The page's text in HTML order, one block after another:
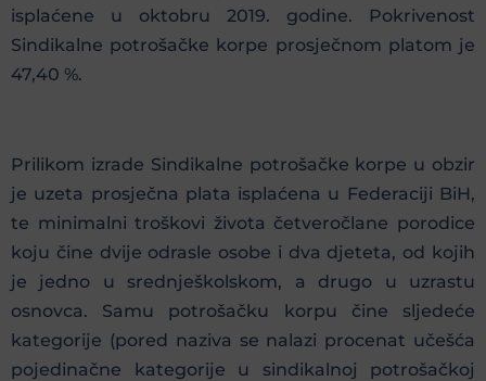
isplaćene u oktobru 2019. godine. Pokrivenost
Sindikalne potrošačke korpe prosječnom platom je
47,40 %.
Prilikom izrade Sindikalne potrošačke korpe u obzir
je uzeta prosječna plata isplaćena u Federaciji BiH,
te minimalni troškovi života četveročlane porodice
koju čine dvije odrasle osobe i dva djeteta, od kojih
je jedno u srednješkolskom, a drugo u uzrastu
osnovca. Samu potrošačku korpu čine sljedeće
kategorije (pored naziva se nalazi procenat učešća
pojedinačne kategorije u sindikalnoj potrošačkoj